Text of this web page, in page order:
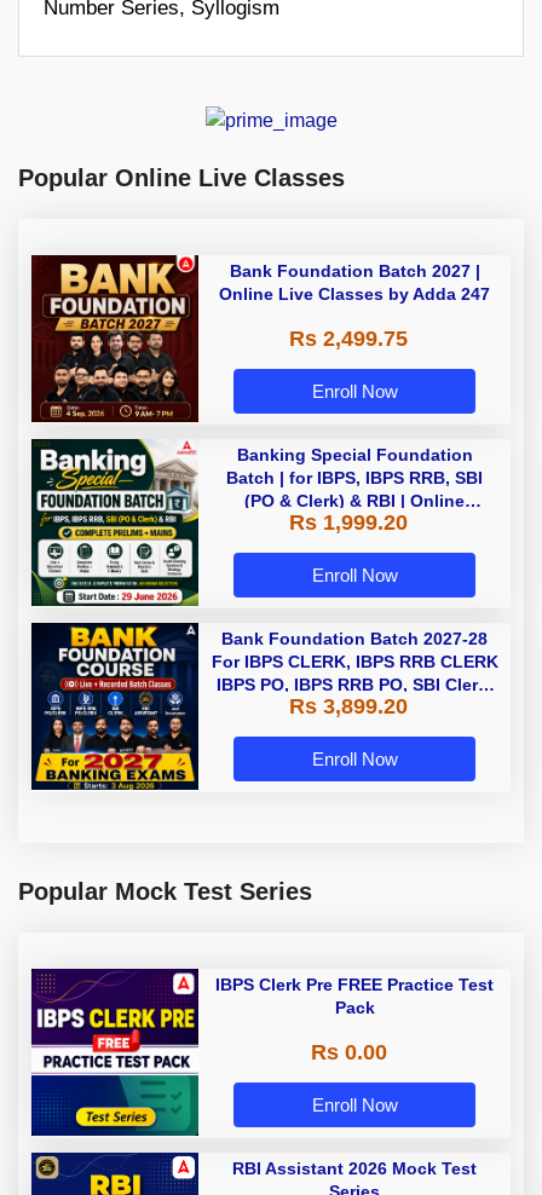
Number Series, Syllogism
Popular Online Live Classes
Bank Foundation Batch 2027 |
Online Live Classes by Adda 247
Rs 2,499.75
Enroll Now
Banking Special Foundation
Batch | for IBPS, IBPS RRB, SBI
(PO & Clerk) & RBI | Online
Classes By Adda247
Rs 1,999.20
Enroll Now
Bank Foundation Batch 2027-28
For IBPS CLERK, IBPS RRB CLERK
IBPS PO, IBPS RRB PO, SBI Clerk,
and Insurance with Books |
Adda 247
Rs 3,899.20
Enroll Now
Popular Mock Test Series
IBPS Clerk Pre FREE Practice Test
Pack
Rs 0.00
Enroll Now
RBI Assistant 2026 Mock Test
Series